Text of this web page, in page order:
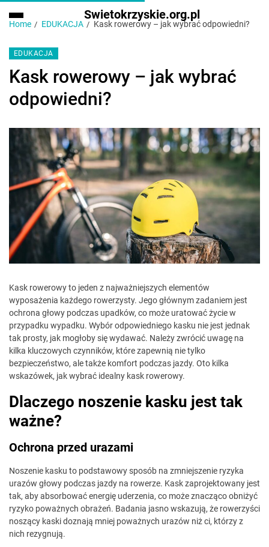
Swietokrzyskie.org.pl
Home EDUKACJA Kask rowerowy – jak wybrać odpowiedni?
EDUKACJA
Kask rowerowy – jak wybrać
odpowiedni?
Kask rowerowy to jeden z najważniejszych elementów
wyposażenia każdego rowerzysty. Jego głównym zadaniem jest
ochrona głowy podczas upadków, co może uratować życie w
przypadku wypadku. Wybór odpowiedniego kasku nie jest jednak
tak prosty, jak mogłoby się wydawać. Należy zwrócić uwagę na
kilka kluczowych czynników, które zapewnią nie tylko
bezpieczeństwo, ale także komfort podczas jazdy. Oto kilka
wskazówek, jak wybrać idealny kask rowerowy.
Dlaczego noszenie kasku jest tak
ważne?
Ochrona przed urazami
Noszenie kasku to podstawowy sposób na zmniejszenie ryzyka
urazów głowy podczas jazdy na rowerze. Kask zaprojektowany jest
tak, aby absorbować energię uderzenia, co może znacząco obniżyć
ryzyko poważnych obrażeń. Badania jasno wskazują, że rowerzyści
noszący kaski doznają mniej poważnych urazów niż ci, którzy z
nich rezygnują.